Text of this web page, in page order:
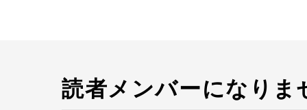
読者メンバーになりま